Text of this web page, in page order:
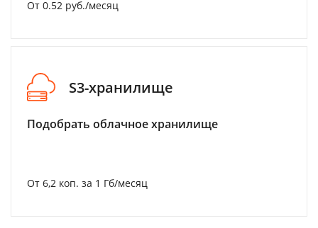
От 0.52 руб./месяц
S3-хранилище
Подобрать облачное хранилище
От 6,2 коп. за 1 Гб/месяц